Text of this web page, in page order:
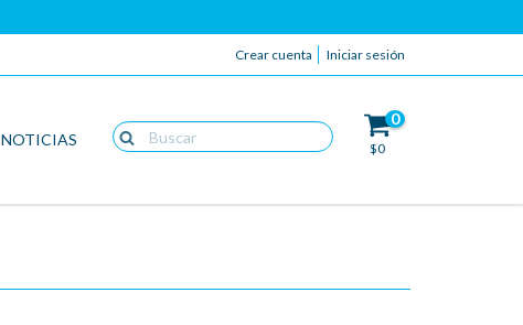
Crear cuenta Iniciar sesión
NOTICIAS
0
$0